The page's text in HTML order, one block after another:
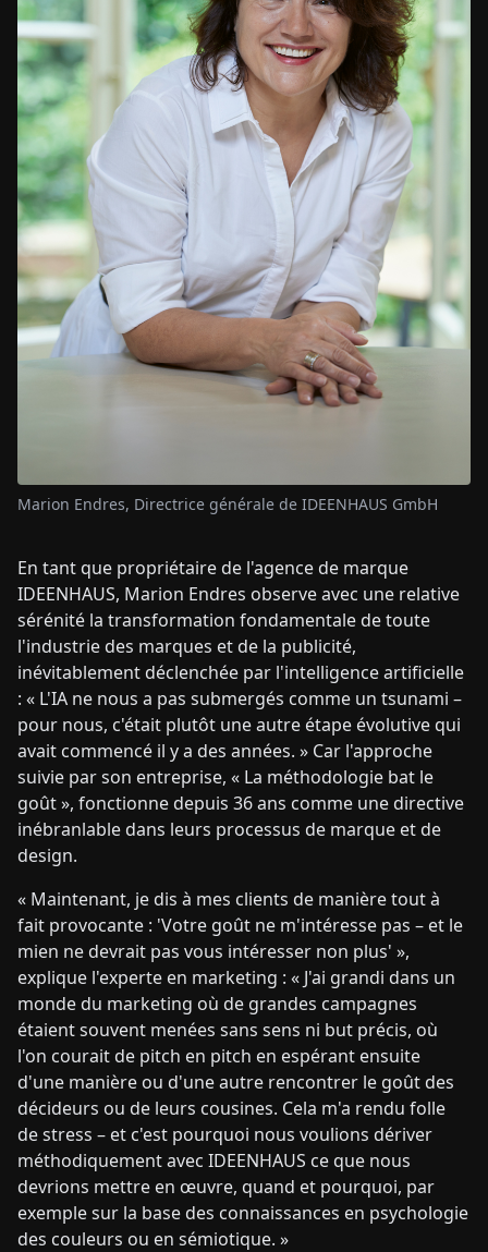
En tant que propriétaire de l'agence de marque
IDEENHAUS, Marion Endres observe avec une relative
sérénité la transformation fondamentale de toute
l'industrie des marques et de la publicité,
inévitablement déclenchée par l'intelligence artificielle
: « L'IA ne nous a pas submergés comme un tsunami –
pour nous, c'était plutôt une autre étape évolutive qui
avait commencé il y a des années. » Car l'approche
suivie par son entreprise, « La méthodologie bat le
goût », fonctionne depuis 36 ans comme une directive
inébranlable dans leurs processus de marque et de
design.
« Maintenant, je dis à mes clients de manière tout à
fait provocante : 'Votre goût ne m'intéresse pas – et le
mien ne devrait pas vous intéresser non plus' »,
explique l'experte en marketing : « J'ai grandi dans un
monde du marketing où de grandes campagnes
étaient souvent menées sans sens ni but précis, où
l'on courait de pitch en pitch en espérant ensuite
d'une manière ou d'une autre rencontrer le goût des
décideurs ou de leurs cousines. Cela m'a rendu folle
de stress – et c'est pourquoi nous voulions dériver
méthodiquement avec IDEENHAUS ce que nous
devrions mettre en œuvre, quand et pourquoi, par
exemple sur la base des connaissances en psychologie
des couleurs ou en sémiotique. »
Marion Endres, Directrice générale de IDEENHAUS GmbH